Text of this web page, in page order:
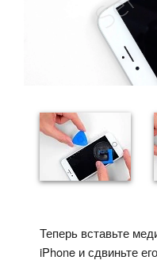
Теперь вставьте
iPhone и сдвиньте